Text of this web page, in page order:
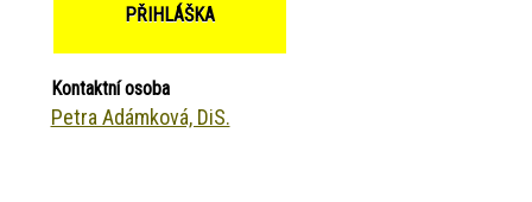
PŘIHLÁŠKA
Kontaktní osoba
Petra Adámková, DiS.